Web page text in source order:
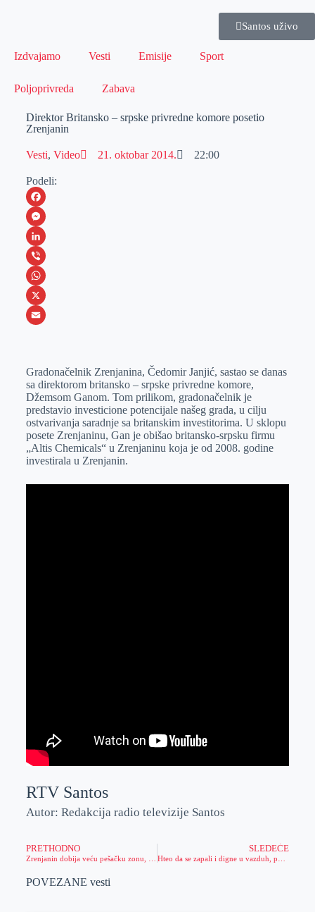
Santos uživo
Izdvajamo Vesti Emisije Sport
Poljoprivreda Zabava
Direktor Britansko – srpske privredne komore posetio
Zrenjanin
Vesti, Video 21. oktobar 2014. 22:00
Podeli:
F
a
c
e
b
o
M
e
s
s
e
e
r
L
i
n
k
I
n
V
i
b
W
h
s
A
p
p
X
a
i
l
Gradonačelnik Zrenjanina, Čedomir Janjić, sastao se danas
sa direktorom britansko – srpske privredne komore,
Džemsom Ganom. Tom prilikom, gradonačelnik je
predstavio investicione potencijale našeg grada, u cilju
ostvarivanja saradnje sa britanskim investitorima. U sklopu
posete Zrenjaninu, Gan je obišao britansko-srpsku firmu
„Altis Chemicals“ u Zrenjaninu koja je od 2008. godine
investirala u Zrenjanin.
RTV Santos
Autor: Redakcija radio televizije Santos
PRETHODNO SLEDEĆE
POVEZANE vesti